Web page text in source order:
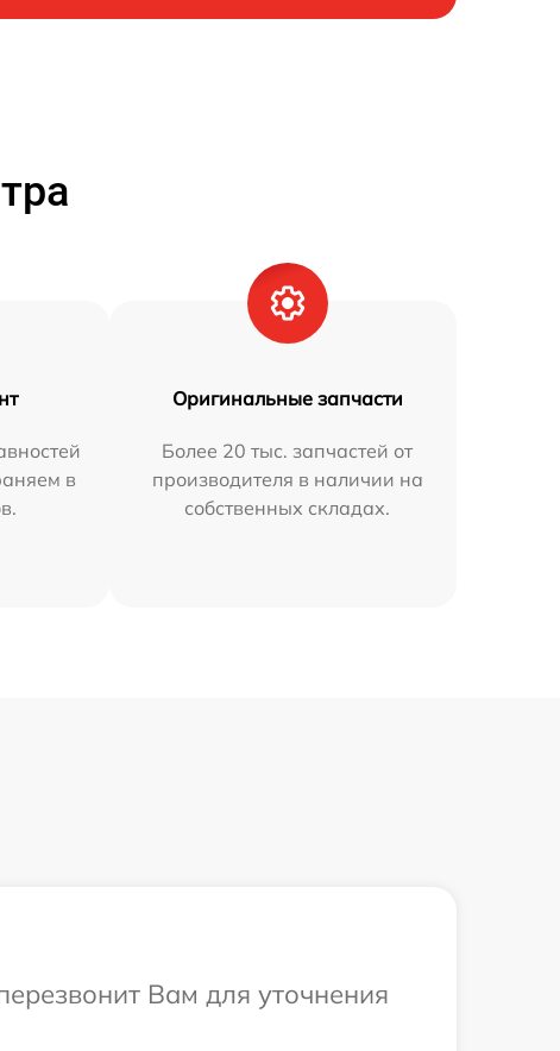
в
Оригинальные запчасти
Более 20 тыс. запчастей от
производителя в наличии на
собственных складах.
Вам для уточнения